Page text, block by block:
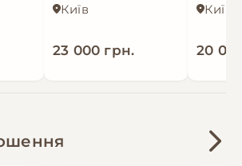
Київ
23 000 грн.
Київ
20